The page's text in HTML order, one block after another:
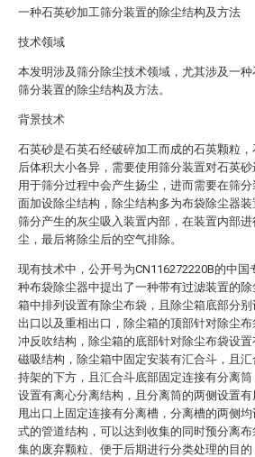
一种石英砂加工筛分装置的除尘结构及方法
技术领域
本发明涉及筛分除尘技术领域，尤其涉及一
筛分装置的除尘结构及方法。
背景技术
石英砂是石英石经破碎加工而成的石英颗粒
后体积大小各异，需要使用筛分装置对石英砂
用于筛分过程中会产生扬尘，进而需要在筛
面加设除尘结构，除尘结构多为布袋除尘器
筛分产生的灰尘吸入装置内部，在装置内部
尘，最后将除尘后的空气排除。
现有技术中，公开号为CN116272220B的中国
种布袋除尘器中提出了一种带有过滤装置的除
箱中排列设置有除尘布袋，且除尘箱底部分别
出口以及重相出口，除尘箱的顶部针对除尘
冲反吹结构，除尘箱的底部针对除尘布袋设置
磁吸结构，除尘箱中固定安装有汇合斗，且
持架的下方，且汇合斗底部固定连接有分离筒
设置有离心分离结构，且分离筒的两侧设置有
甩出口上固定连接有分离槽，分离槽的两侧
式的管道结构，可以达到收集的同时预分离布
集的废弃颗粒、便于后期进行分类处理的目